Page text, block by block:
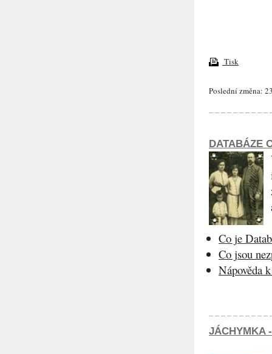
Tisk
Poslední změna:
DATABÁZE
Co je
Co jsou
Nápověda
JÁCHYMKA